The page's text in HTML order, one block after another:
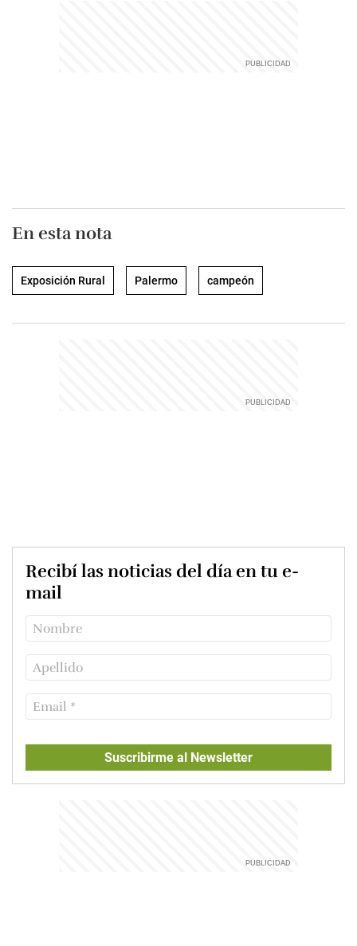
En esta nota
Exposición Rural Palermo campeón
Recibí las noticias del día en tu e-
mail
Suscribirme al Newsletter